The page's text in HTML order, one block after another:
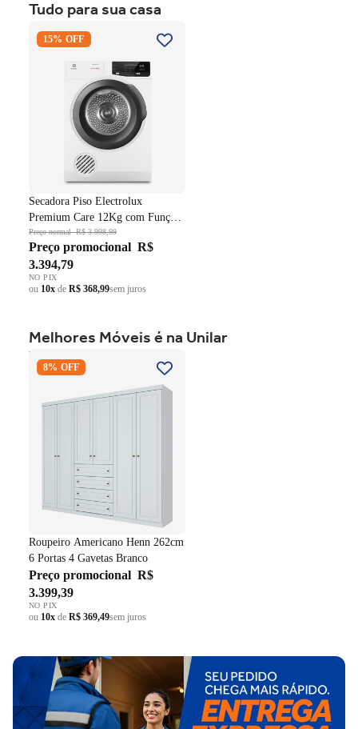
ou10xdeR$ 999,59 sem juros
Tudo para sua casa
Premium Care 12Kg com
Branco 220V
15% OFF
Secadora Piso Electrolux
Premium Care 12Kg com Função
AutoSense SFP12 Branco 220V
Preço normalR$ 3.998,99
Preço promocional R$
3.394,79
NO PIX
ou 10x de R$ 368,99sem juros
Melhores Móveis é na Unilar
Roupeiro Americano Henn
262cm 6 Portas 4 Gavetas
8% OFF
Roupeiro Americano Henn 262cm
6 Portas 4 Gavetas Branco
Preço promocional R$
3.399,39
NO PIX
ou 10x de R$ 369,49sem juros